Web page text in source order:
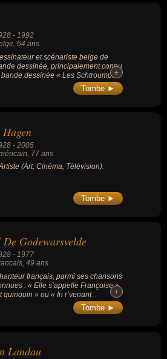
- 1992
, 64 ans
et scénariste belge de
dessinée, principalement connu
dessinée « Les Schtroumpfs
« Johan et Pirlouit », « Benoît
« Jacky et Célestin » et « Poussy
+
+
Tombe ►
- 2005
, 77 ans
(Art, Cinéma, Télévision).
Tombe ►
Godewarsvelde
- 1977
, 49 ans
français, parmi ses chansons
: « Elle s’appelle Françoise »,
quinquin » ou « In r’venant
».
+
+
Tombe ►
Landau